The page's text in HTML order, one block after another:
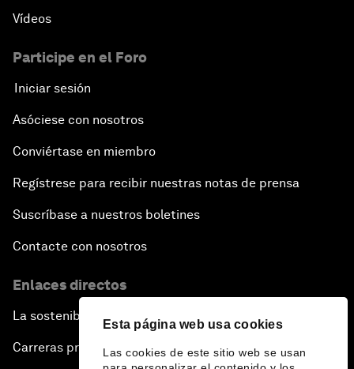
Esta página web usa cookies
Las cookies de este sitio web se usan
Vídeos
Participe en el Foro
Iniciar sesión
Asóciese con nosotros
Conviértase en miembro
Regístrese para recibir nuestras notas de prensa
Suscríbase a nuestros boletines
Contacte con nosotros
Enlaces directos
La sostenibilidad en el Foro
Carreras profesionales